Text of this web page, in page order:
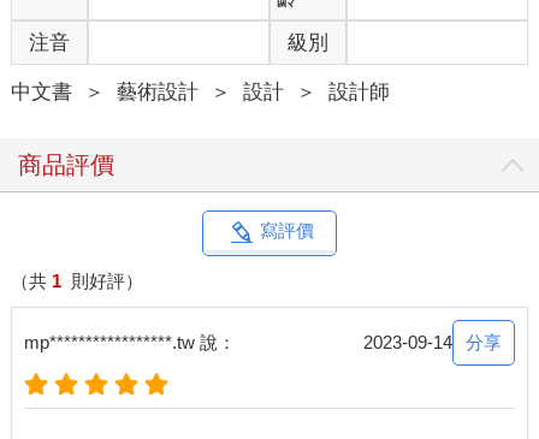
注音
級別
中文書 ＞ 藝術設計 ＞ 設計 ＞ 設計師
商品評價
寫評價
（共 1 則好評）
mp*****************.tw 說： 2023-09-14 分享